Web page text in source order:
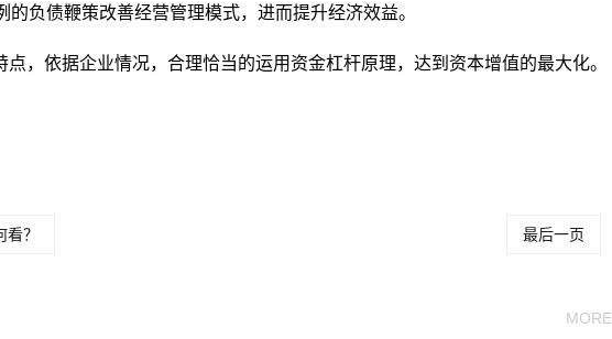
负债鞭策改善经营管理模式，进而提升经济效益。
，依据企业情况，合理恰当的运用资金杠杆原理，达到资本增值的最大化。
？ 最后一页
MORE